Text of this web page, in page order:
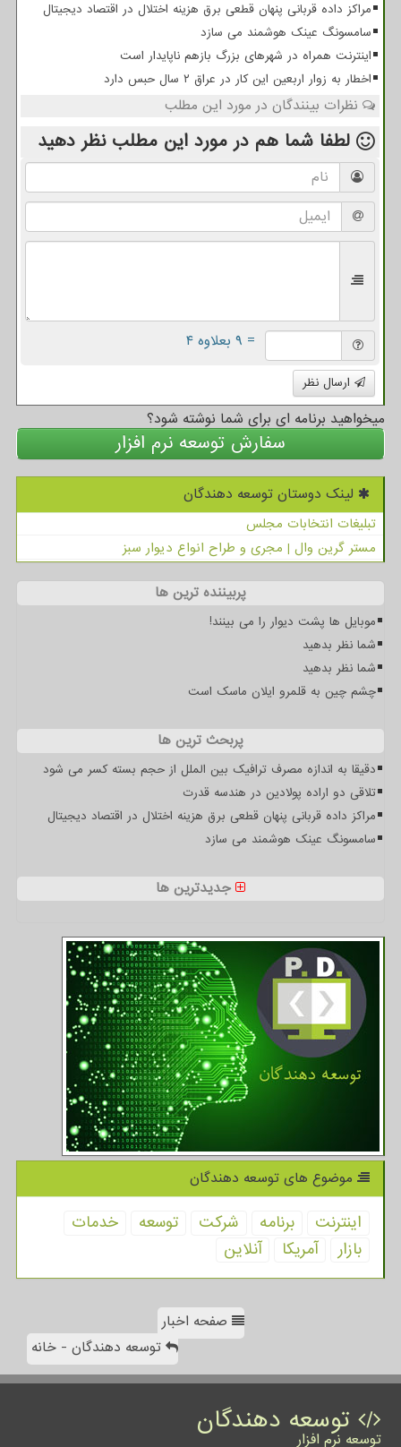
مراکز داده قربانی پنهان قطعی برق هزینه اختلال در اقتصاد دیجیتال
سامسونگ عینک هوشمند می سازد
اینترنت همراه در شهرهای بزرگ بازهم ناپایدار است
اخطار به زوار اربعین این کار در عراق ۲ سال حبس دارد
نظرات بینندگان در مورد این مطلب
لطفا شما هم در مورد این مطلب نظر دهید
= ۹ بعلاوه ۴
ارسال نظر
میخواهید برنامه ای برای شما نوشته شود؟
سفارش توسعه نرم افزار
لینک دوستان توسعه دهندگان
تبلیغات انتخابات مجلس
مستر گرین وال | مجری و طراح انواع دیوار سبز
پربیننده ترین ها
موبایل ها پشت دیوار را می بینند!
شما نظر بدهید
شما نظر بدهید
چشم چین به قلمرو ایلان ماسک است
پربحث ترین ها
دقیقا به اندازه مصرف ترافیک بین الملل از حجم بسته کسر می شود
تلاقی دو اراده پولادین در هندسه قدرت
مراکز داده قربانی پنهان قطعی برق هزینه اختلال در اقتصاد دیجیتال
سامسونگ عینک هوشمند می سازد
جدیدترین ها
موضوع های توسعه دهندگان
اینترنت برنامه شركت توسعه
خدمات
بازار
آمریكا آنلاین
صفحه اخبار
توسعه دهندگان - خانه
توسعه دهندگان
توسعه نرم افزار